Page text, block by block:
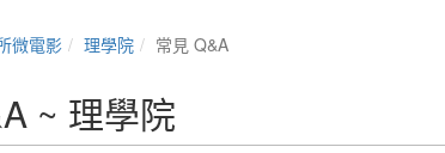
微電影 理學院 常見 Q&A
~ 理學院